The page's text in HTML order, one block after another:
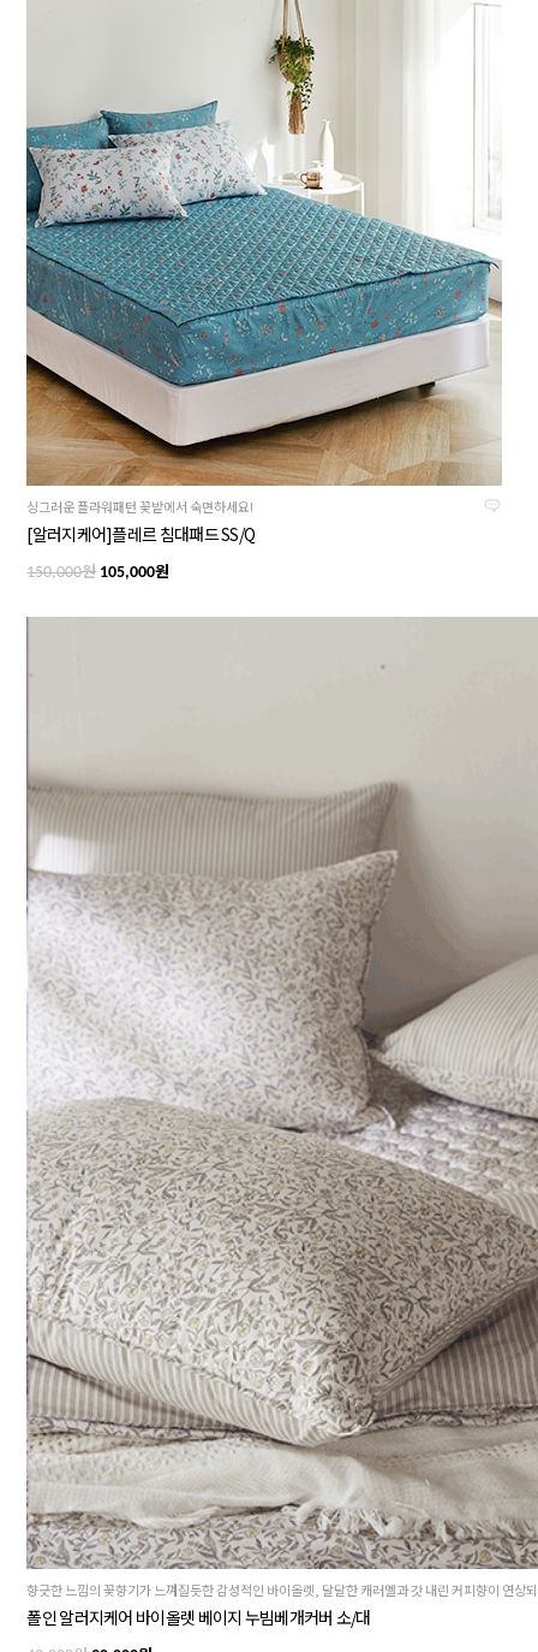
싱그러운 플라워패턴 꽃밭에서 숙면하세요!
[알러지케어]플레르 침대패드 SS/Q
150,000원105,000원
폴인 알러지케어 바이올렛 베이지 누빔베개커버 소/대